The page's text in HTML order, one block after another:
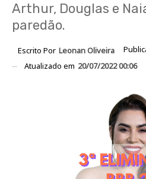
Arthur, Douglas e
paredão.
Escrito Por Leonan Oliveira
Atualizado em 20/07/2022 00:06